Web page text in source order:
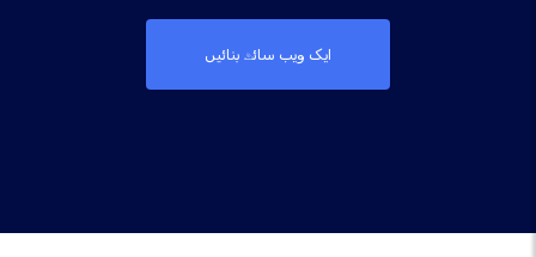
ایک ویب سائٹ بنائیں